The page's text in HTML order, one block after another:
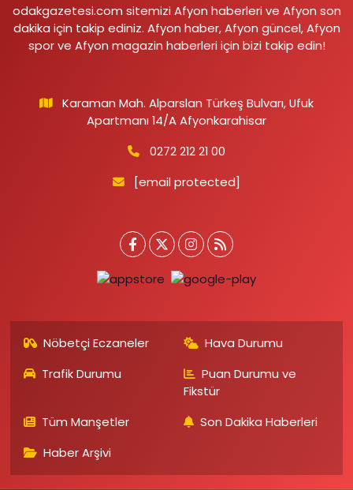
odakgazetesi.com sitemizi Afyon haberleri ve Afyon son
dakika için takip ediniz. Afyon haber, Afyon güncel, Afyon
spor ve Afyon magazin haberleri için bizi takip edin!
Karaman Mah. Alparslan Türkeş Bulvarı, Ufuk
Apartmanı 14/A Afyonkarahisar
0272 212 21 00
[email protected]
Nöbetçi Eczaneler
Hava Durumu
Trafik Durumu
Puan Durumu ve
Fikstür
Tüm Manşetler
Son Dakika Haberleri
Haber Arşivi